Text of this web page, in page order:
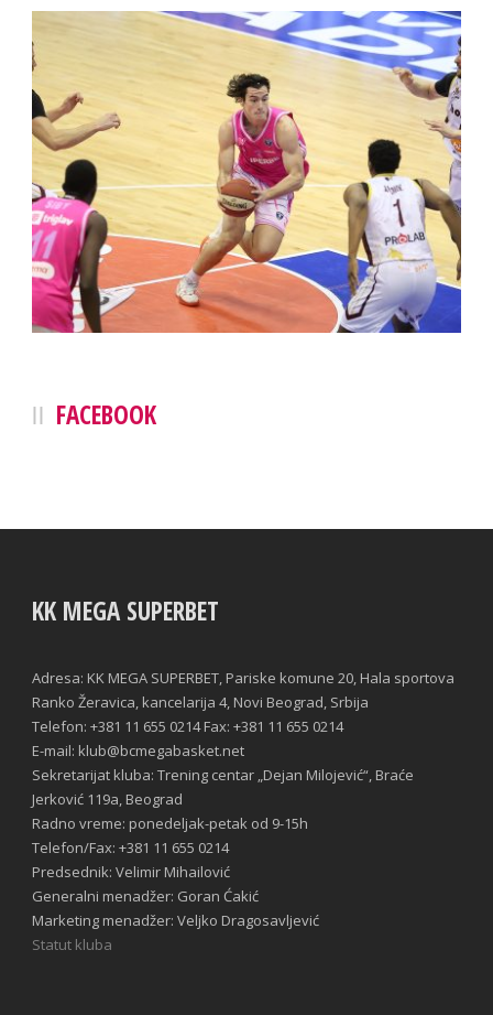
FACEBOOK
KK MEGA SUPERBET
Adresa: KK MEGA SUPERBET, Pariske komune 20, Hala sportova
Ranko Žeravica, kancelarija 4, Novi Beograd, Srbija
Telefon: +381 11 655 0214 Fax: +381 11 655 0214
E-mail: klub@bcmegabasket.net
Sekretarijat kluba: Trening centar „Dejan Milojević“, Braće
Jerković 119a, Beograd
Radno vreme: ponedeljak-petak od 9-15h
Telefon/Fax: +381 11 655 0214
Predsednik: Velimir Mihailović
Generalni menadžer: Goran Ćakić
Marketing menadžer: Veljko Dragosavljević
Statut kluba